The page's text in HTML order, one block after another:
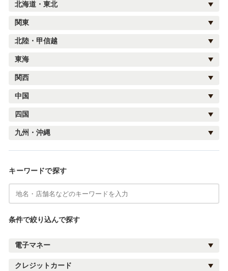
北海道・東北
関東
北陸・甲信越
東海
関西
中国
四国
九州・沖縄
キーワードで探す
条件で絞り込んで探す
電子マネー
クレジットカード